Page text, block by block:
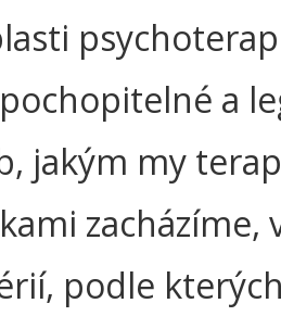
a
jakým my
zacházíme,
podle